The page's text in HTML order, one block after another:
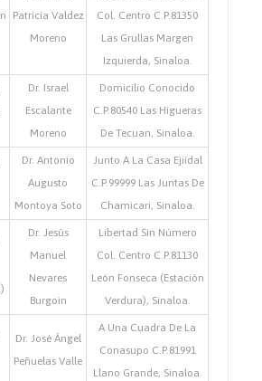
Patricia Valdez
Moreno
Col. Centro C.P.81350
Las Grullas Margen
Izquierda, Sinaloa.
Dr. Israel
Escalante
Moreno
Domicilio Conocido
C.P.80540 Las Higueras
De Tecuan, Sinaloa.
Dr. Antonio
Augusto
Montoya Soto
Junto A La Casa Ejiidal
C.P.99999 Las Juntas De
Chamicari, Sinaloa.
Dr. Jesús
Manuel
Nevares
Burgoin
Libertad Sin Número
Col. Centro C.P.81130
León Fonseca (Estación
Verdura), Sinaloa.
Dr. José Ángel
Peñuelas Valle
A Una Cuadra De La
Conasupo C.P.81991
Llano Grande, Sinaloa.